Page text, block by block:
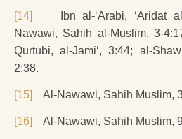
[14]
Ibn al-‘Arabi, ‘Aridat
Nawawi, Sahih al-Muslim, 3-
Qurtubi, al-Jami‘, 3:44; al-
2:38.
[15] Al-Nawawi, Sahih Muslim,
[16] Al-Nawawi, Sahih Muslim,